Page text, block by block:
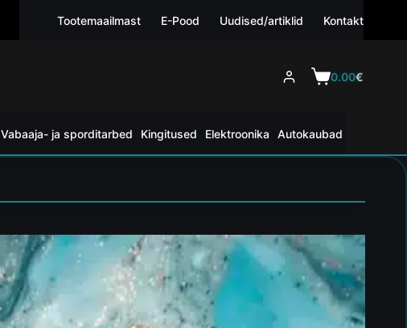
Tootemaailmast E-Pood Uudised/artiklid Kontakt
0.00€
Vabaaja- ja sporditarbed Kingitused Elektroonika Autokaubad